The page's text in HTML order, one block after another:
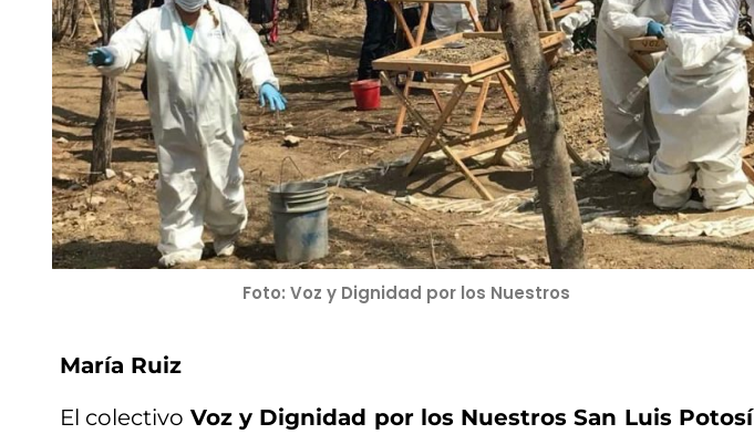
Foto: Voz y Dignidad por los Nuestros
María Ruiz
El colectivo Voz y Dignidad por los Nuestros San Luis Potosí